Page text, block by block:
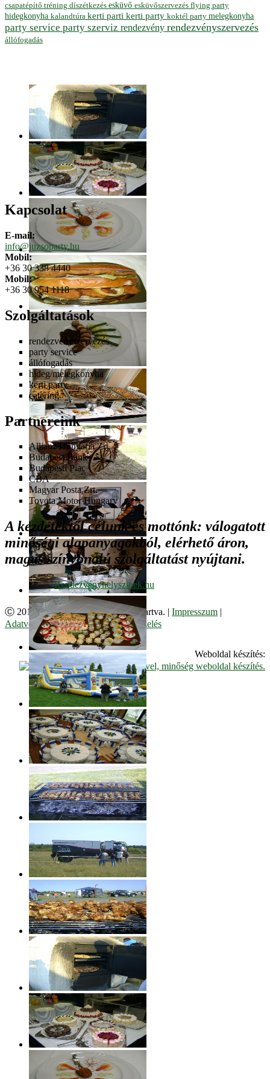
csapatépítő tréning díszétkezés esküvő esküvőszervezés flying party
hidegkonyha kalandtúra kerti parti kerti party koktél party melegkonyha
party service party szerviz rendezvény rendezvényszervezés
állófogadás
Kapcsolat
E-mail:
info@juzsoparty.hu
Mobil:
+36 30 338 4440
Mobil:
+36 30 954 1118
Szolgáltatások
rendezvényszervezés
party service
állófogadás
hideg/melegkonyha
kerti party
catering
Partnereink
Allianz Hungária Zrt.
Budapest Bank
Budapesti Piac
CBA
Magyar Posta Zrt.
Toyota Motor Hungary
A kezdetektől célunk és mottónk: válogatott
minőségi alapanyagokból, elérhető áron,
magas színvonalú szolgáltatást nyújtani.
Ⓒ 2017. Juzso Bt. Minden jog fenntartva. | Impresszum |
Adatvédelmi Szabályzat|Cookie kezelés
Weboldal készítés: